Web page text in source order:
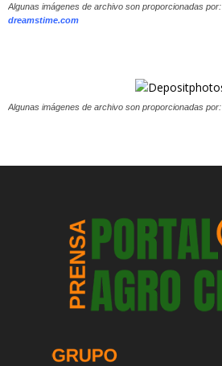
Algunas imágenes de archivo son proporcionadas por:
dreamstime.com
Algunas imágenes de archivo son proporcionadas por: